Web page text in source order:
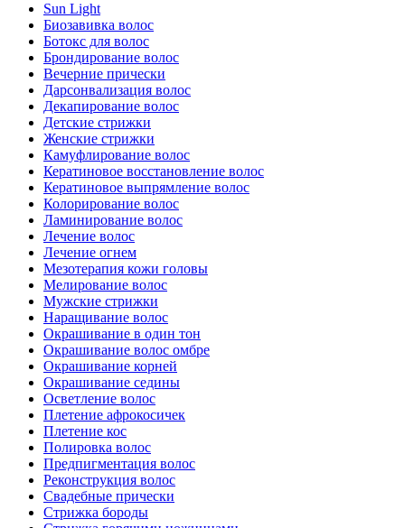
Sun Light
Биозавивка волос
Ботокс для волос
Брондирование волос
Вечерние прически
Дарсонвализация волос
Декапирование волос
Детские стрижки
Женские стрижки
Камуфлирование волос
Кератиновое восстановление волос
Кератиновое выпрямление волос
Колорирование волос
Ламинирование волос
Лечение волос
Лечение огнем
Мезотерапия кожи головы
Мелирование волос
Мужские стрижки
Наращивание волос
Окрашивание в один тон
Окрашивание волос омбре
Окрашивание корней
Окрашивание седины
Осветление волос
Плетение афрокосичек
Плетение кос
Полировка волос
Предпигментация волос
Реконструкция волос
Свадебные прически
Стрижка бороды